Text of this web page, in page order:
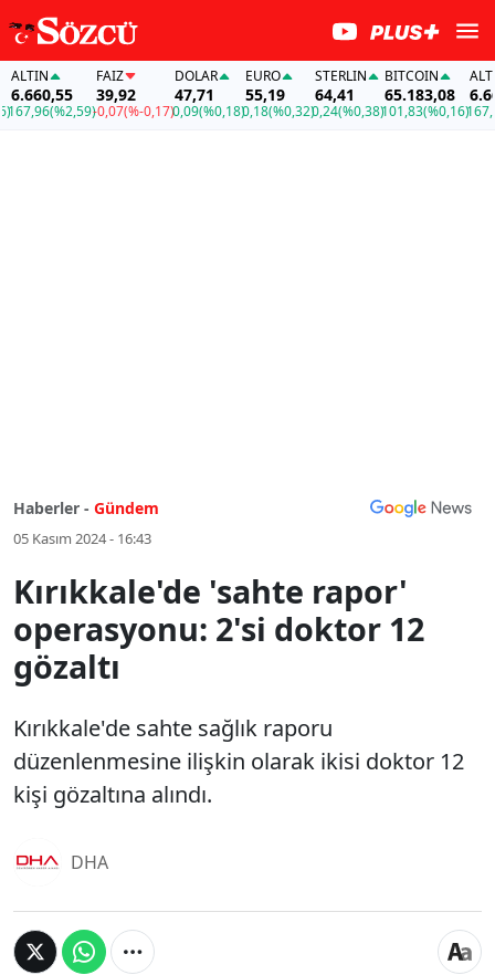
(%2,59)
FAİZ
39,92
-0,07(%-0,17)
DOLAR
47,71
0,09(%0,18)
EURO
55,19
0,18(%0,32)
STERLIN
64,41
0,24(%0,38)
BITCOIN
65.183,08
101,83(%0,16)
ALTIN
167,96
Haberler - Gündem
05 Kasım 2024 - 16:43
Kırıkkale'de 'sahte rapor'
operasyonu: 2'si doktor 12
gözaltı
Kırıkkale'de sahte sağlık raporu
düzenlenmesine ilişkin olarak ikisi doktor 12
kişi gözaltına alındı.
DHA